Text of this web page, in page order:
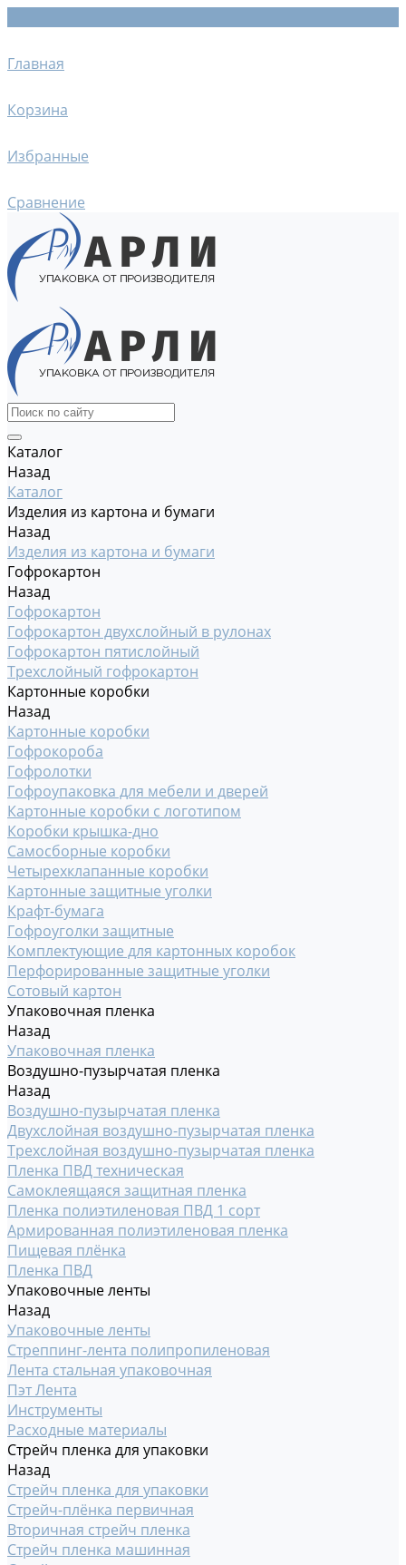
Главная
Корзина
Избранные
Сравнение
Каталог
Назад
Каталог
Изделия из картона и бумаги
Назад
Изделия из картона и бумаги
Гофрокартон
Назад
Гофрокартон
Гофрокартон двухслойный в рулонах
Гофрокартон пятислойный
Трехслойный гофрокартон
Картонные коробки
Назад
Картонные коробки
Гофрокороба
Гофролотки
Гофроупаковка для мебели и дверей
Картонные коробки с логотипом
Коробки крышка-дно
Самосборные коробки
Четырехклапанные коробки
Картонные защитные уголки
Крафт-бумага
Гофроуголки защитные
Комплектующие для картонных коробок
Перфорированные защитные уголки
Сотовый картон
Упаковочная пленка
Назад
Упаковочная пленка
Воздушно-пузырчатая пленка
Назад
Воздушно-пузырчатая пленка
Двухслойная воздушно-пузырчатая пленка
Трехслойная воздушно-пузырчатая пленка
Пленка ПВД техническая
Самоклеящаяся защитная пленка
Пленка полиэтиленовая ПВД 1 сорт
Армированная полиэтиленовая пленка
Пищевая плёнка
Пленка ПВД
Упаковочные ленты
Назад
Упаковочные ленты
Стреппинг-лента полипропиленовая
Лента стальная упаковочная
Пэт Лента
Инструменты
Расходные материалы
Стрейч пленка для упаковки
Назад
Стрейч пленка для упаковки
Стрейч-плёнка первичная
Вторичная стрейч пленка
Стрейч пленка машинная